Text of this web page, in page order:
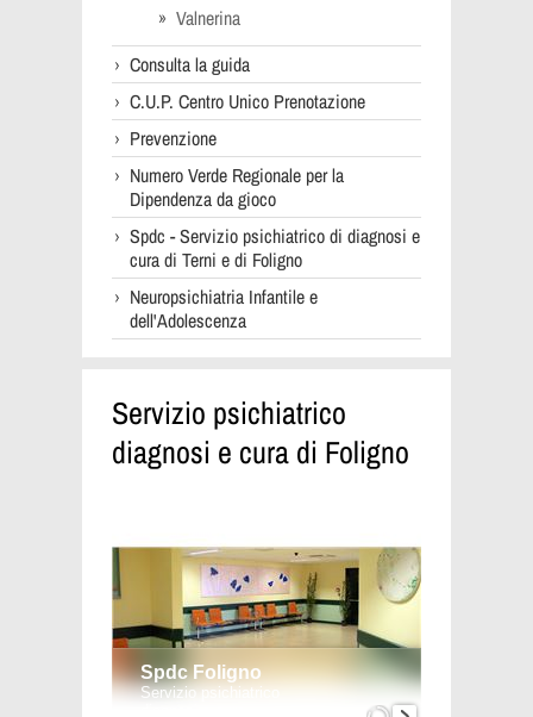
Valnerina
Consulta la guida
C.U.P. Centro Unico Prenotazione
Prevenzione
Numero Verde Regionale per la
Dipendenza da gioco
Spdc - Servizio psichiatrico di diagnosi e
cura di Terni e di Foligno
Neuropsichiatria Infantile e
dell'Adolescenza
Servizio psichiatrico
diagnosi e cura di Foligno